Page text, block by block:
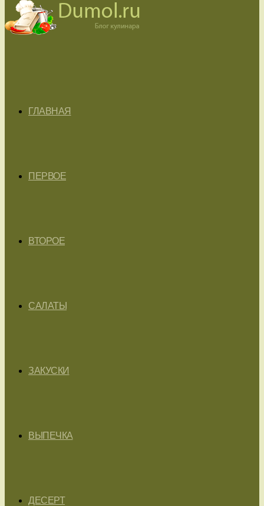
ГЛАВНАЯ
ПЕРВОЕ
ВТОРОЕ
САЛАТЫ
ЗАКУСКИ
ВЫПЕЧКА
ДЕСЕРТ